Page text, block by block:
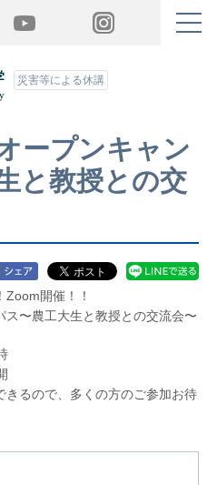
YouTube Instagram
災害等による休講
ープンキャン
と教授との交
開催！！
〜農工大生と教授との交流会〜
きるので、多くの方のご参加お待